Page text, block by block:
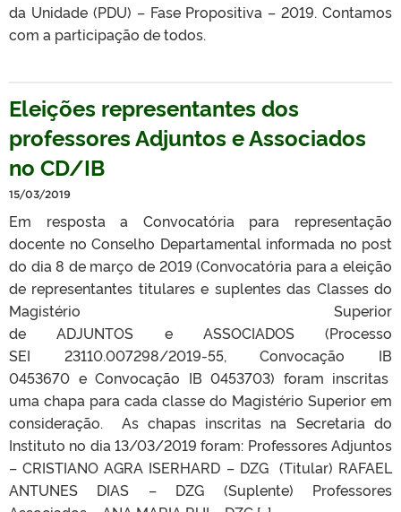
da Unidade (PDU) – Fase Propositiva – 2019. Contamos
com a participação de todos.
Eleições representantes dos
professores Adjuntos e Associados
no CD/IB
15/03/2019
Em resposta a Convocatória para representação
docente no Conselho Departamental informada no post
do dia 8 de março de 2019 (Convocatória para a eleição
de representantes titulares e suplentes das Classes do
Magistério Superior
de ADJUNTOS e ASSOCIADOS (Processo
SEI 23110.007298/2019-55, Convocação IB
0453670 e Convocação IB 0453703) foram inscritas
uma chapa para cada classe do Magistério Superior em
consideração. As chapas inscritas na Secretaria do
Instituto no dia 13/03/2019 foram: Professores Adjuntos
– CRISTIANO AGRA ISERHARD – DZG (Titular) RAFAEL
ANTUNES DIAS – DZG (Suplente) Professores